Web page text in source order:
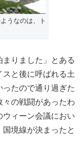
うなのは、ト
まりました」とある
スと後に呼ばれる土
たので通り過ぎた
の戦闘があったわ
ィーン会議におい
境線が決まったと